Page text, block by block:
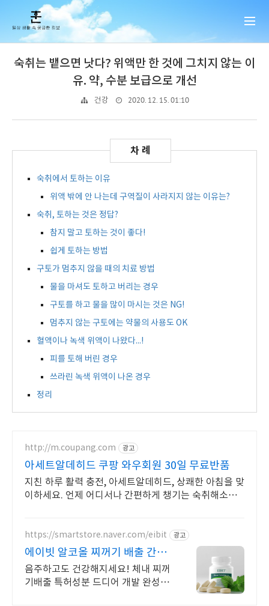
숙취는 뱉으면 낫다? 위액만 한 것에 그치지 않는 이
유. 약, 수분 보급으로 개선
건강 2020. 12. 15. 01:10
숙취에서 토하는 이유
위액 밖에 안 나는데 구역질이 사라지지 않는 이유는?
숙취, 토하는 것은 정답?
참지 말고 토하는 것이 좋다!
쉽게 토하는 방법
구토가 멈추지 않을 때의 치료 방법
물을 마셔도 토하고 버리는 경우
구토를 하고 물을 많이 마시는 것은 NG!
멈추지 않는 구토에는 약물의 사용도 OK
혈액이나 녹색 위액이 나왔다...!
피를 토해 버린 경우
쓰라린 녹색 위액이 나온 경우
정리
http://m.coupang.com 광고
아세트알데히드 쿠팡 와우회원 30일 무료반품
지친 하루 활력 충전, 아세트알데히드, 상쾌한 아침을 맞
이하세요. 언제 어디서나 간편하게 챙기는 숙취해소음
https://smartstore.naver.com/eibit 광고
에이빗 알코올 찌꺼기 배출 간기
능은 회복보다
음주하고도 건강해지세요! 체내 찌꺼
기배출 특허성분 드디어 개발 완성!